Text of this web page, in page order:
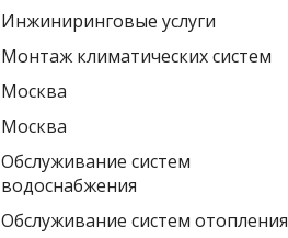
Инжиниринговые услуги
Монтаж климатических систем
Москва
Москва
Обслуживание систем
водоснабжения
Обслуживание систем отопления